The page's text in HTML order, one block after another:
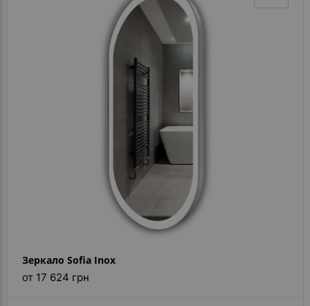
Зеркало Sofia Inox
от 17 624 грн